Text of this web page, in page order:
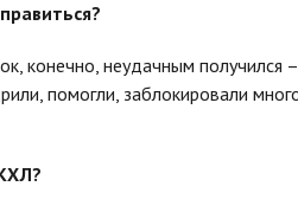
конечно, неудачным получился
помогли, заблокировали